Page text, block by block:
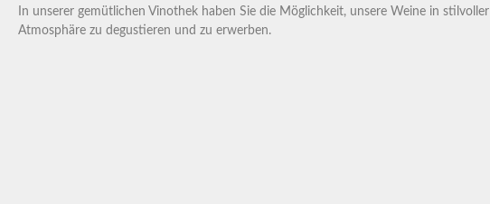
In unserer gemütlichen Vinothek haben Sie die Möglichkeit, unsere Weine in stilvoller
Atmosphäre zu degustieren und zu erwerben.